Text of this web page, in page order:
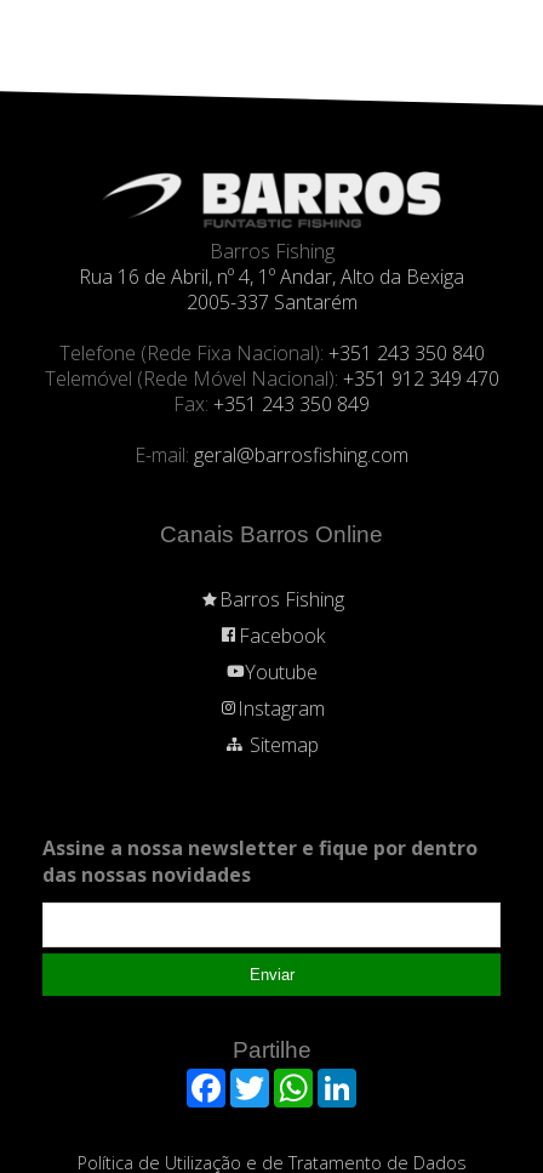
Barros Fishing
Rua 16 de Abril, nº 4, 1º Andar, Alto da Bexiga
2005-337 Santarém
Telefone (Rede Fixa Nacional): +351 243 350 840
Telemóvel (Rede Móvel Nacional): +351 912 349 470
Fax: +351 243 350 849
E-mail: geral@barrosfishing.com
Canais Barros Online
Barros Fishing
Facebook
Youtube
Instagram
Sitemap
Assine a nossa newsletter e fique por dentro
das nossas novidades
Enviar
Partilhe
Facebook
TwitterWhatsApp
Política de Utilização e de Tratamento de Dados